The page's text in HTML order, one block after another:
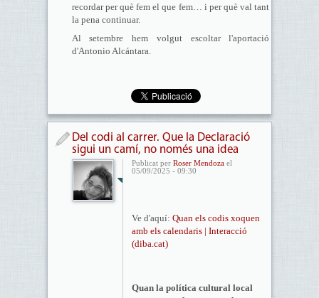
recordar per què fem el que fem… i per què val tant
la pena continuar.
Al setembre hem volgut escoltar l'aportació
d'Antonio Alcántara.
Del codi al carrer. Que la Declaració
sigui un camí, no només una idea
Publicat per Roser Mendozael
05/09/2025 - 09:30
Ve d'aquí: Quan els codis xoquen
amb els calendaris | Interacció
(diba.cat)
Quan la política cultural local